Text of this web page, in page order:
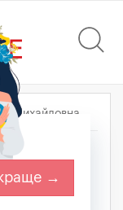
Михайловна
→